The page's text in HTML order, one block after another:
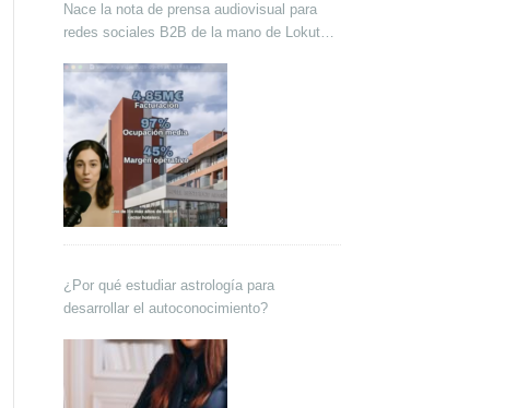
Nace la nota de prensa audiovisual para
redes sociales B2B de la mano de Lokutor
¿Por qué estudiar astrología para
desarrollar el autoconocimiento?